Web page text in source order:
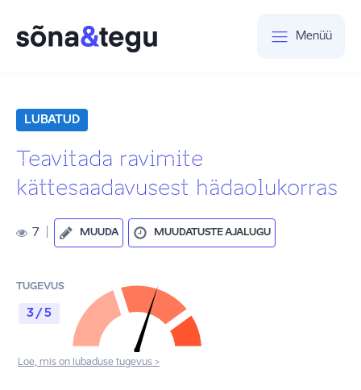
Menüü
LUBATUD
Teavitada ravimite
kättesaadavusest hädaolukorras
7 MUUDA MUUDATUSTE AJALUGU
TUGEVUS
3 / 5
Loe, mis on lubaduse tugevus >